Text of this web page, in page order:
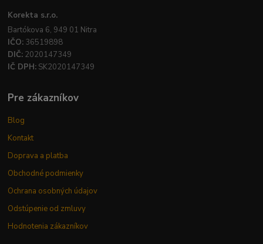
Korekta s.r.o.
Bartókova 6, 949 01 Nitra
IČO: 36519898
DIČ: 2020147349
IČ DPH: SK2020147349
Pre zákazníkov
Blog
Kontakt
Doprava a platba
Obchodné podmienky
Ochrana osobných údajov
Odstúpenie od zmluvy
Hodnotenia zákazníkov